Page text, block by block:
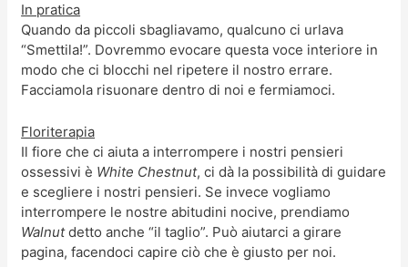
In pratica
Quando da piccoli sbagliavamo, qualcuno ci urlava
“Smettila!”. Dovremmo evocare questa voce interiore in
modo che ci blocchi nel ripetere il nostro errare.
Facciamola risuonare dentro di noi e fermiamoci.
Floriterapia
Il fiore che ci aiuta a interrompere i nostri pensieri
ossessivi è White Chestnut, ci dà la possibilità di guidare
e scegliere i nostri pensieri. Se invece vogliamo
interrompere le nostre abitudini nocive, prendiamo
Walnutdetto anche “il taglio”. Può aiutarci a girare
pagina, facendoci capire ciò che è giusto per noi.